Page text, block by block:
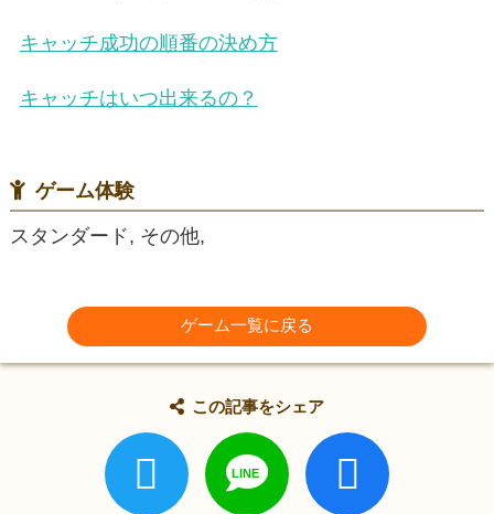
キャッチ成功の順番の決め方
キャッチはいつ出来るの？
ゲーム体験
スタンダード, その他,
ゲーム一覧に戻る
この記事をシェア